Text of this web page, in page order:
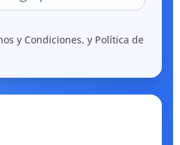
y Condiciones, y Política de